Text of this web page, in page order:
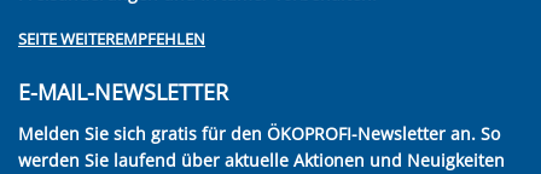
SEITE WEITEREMPFEHLEN
E-MAIL-NEWSLETTER
Melden Sie sich gratis für den ÖKOPROFI-Newsletter an. So
werden Sie laufend über aktuelle Aktionen und Neuigkeiten